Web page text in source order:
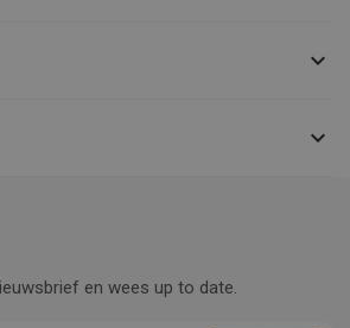


en wees up to date.